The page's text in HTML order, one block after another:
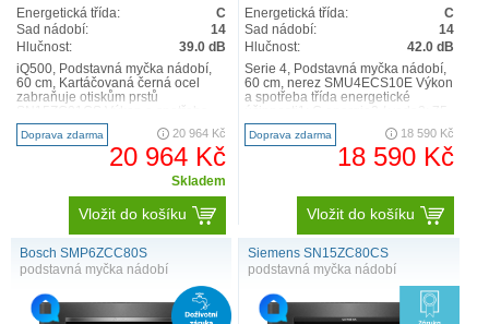
Energetická třída:
C
Sad nádobí:
14
Hlučnost:
39.0 dB
iQ500, Podstavná myčka nádobí,
60 cm, Kartáčovaná černá ocel
zabraňuje otiskům prstů
třída energetické účinnosti:1 ..
Doprava zdarma 20 964 Kč
20 964 Kč
Skladem
Vložit do košíku
Energetická třída:
C
Sad nádobí:
14
Hlučnost:
42.0 dB
Serie 4, Podstavná myčka nádobí,
60 cm, nerez SMU4ECS10E Výkon
a spotřeba třída energetické
kWh / 9 l ka..
Doprava zdarma 18 590 Kč
18 590 Kč
Vložit do košíku
Bosch SMP6ZCC80S
podstavná myčka nádobí
Siemens SN15ZC80CS
podstavná myčka nádobí